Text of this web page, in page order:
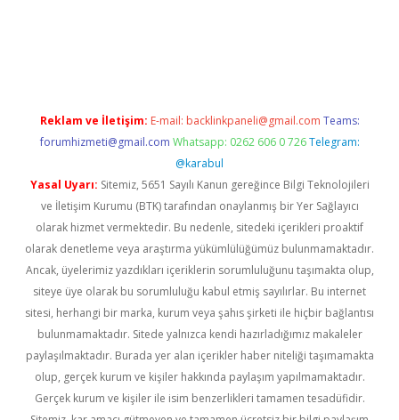
Reklam ve İletişim: E-mail: backlinkpaneli@gmail.com Teams:
forumhizmeti@gmail.com Whatsapp: 0262 606 0 726 Telegram:
@karabul
Yasal Uyarı: Sitemiz, 5651 Sayılı Kanun gereğince Bilgi Teknolojileri
ve İletişim Kurumu (BTK) tarafından onaylanmış bir Yer Sağlayıcı
olarak hizmet vermektedir. Bu nedenle, sitedeki içerikleri proaktif
olarak denetleme veya araştırma yükümlülüğümüz bulunmamaktadır.
Ancak, üyelerimiz yazdıkları içeriklerin sorumluluğunu taşımakta olup,
siteye üye olarak bu sorumluluğu kabul etmiş sayılırlar. Bu internet
sitesi, herhangi bir marka, kurum veya şahıs şirketi ile hiçbir bağlantısı
bulunmamaktadır. Sitede yalnızca kendi hazırladığımız makaleler
paylaşılmaktadır. Burada yer alan içerikler haber niteliği taşımamakta
olup, gerçek kurum ve kişiler hakkında paylaşım yapılmamaktadır.
Gerçek kurum ve kişiler ile isim benzerlikleri tamamen tesadüfidir.